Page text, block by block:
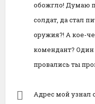
обожгло! Думаю
солдат, да стал
оружия?! А кое-
комендант? Один
провались ты
Адрес мой узнал